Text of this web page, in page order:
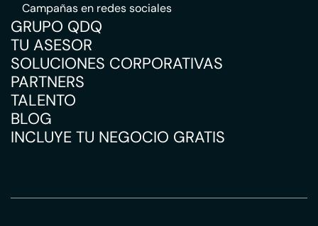
Campañas en redes sociales
GRUPO QDQ
TU ASESOR
SOLUCIONES CORPORATIVAS
PARTNERS
TALENTO
BLOG
INCLUYE TU NEGOCIO GRATIS